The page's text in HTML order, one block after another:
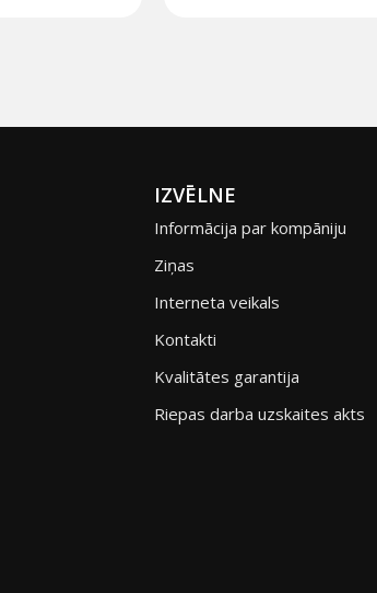
IZVĒLNE
Informācija par kompāniju
Ziņas
Interneta veikals
Kontakti
Kvalitātes garantija
Riepas darba uzskaites akts